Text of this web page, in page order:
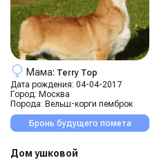
Мама: Terry Top
Дата рождения: 04-04-2017
Город: Москва
Порода: Вельш-корги пемброк
Бронь будущего помета
Дом ушковой